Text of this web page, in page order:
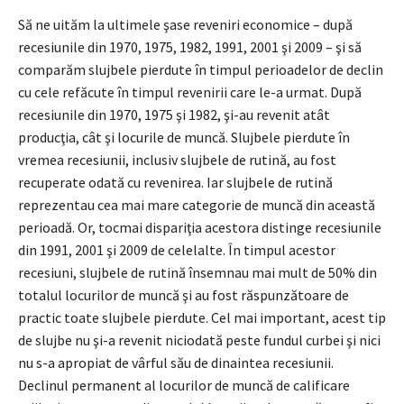
Să ne uităm la ultimele şase reveniri economice – după
recesiunile din 1970, 1975, 1982, 1991, 2001 şi 2009 – şi să
comparăm slujbele pierdute în timpul perioadelor de declin
cu cele refăcute în timpul revenirii care le-a urmat. După
recesiunile din 1970, 1975 şi 1982, şi-au revenit atât
producţia, cât şi locurile de muncă. Slujbele pierdute în
vremea recesiunii, inclusiv slujbele de rutină, au fost
recuperate odată cu revenirea. Iar slujbele de rutină
reprezentau cea mai mare categorie de muncă din această
perioadă. Or, tocmai dispariţia acestora distinge recesiunile
din 1991, 2001 şi 2009 de celelalte. În timpul acestor
recesiuni, slujbele de rutină însemnau mai mult de 50% din
totalul locurilor de muncă şi au fost răspunzătoare de
practic toate slujbele pierdute. Cel mai important, acest tip
de slujbe nu şi-a revenit niciodată peste fundul curbei şi nici
nu s-a apropiat de vârful său de dinaintea recesiunii.
Declinul permanent al locurilor de muncă de calificare